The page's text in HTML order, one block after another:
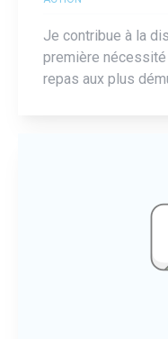
Je contribue à la
première
repas aux plus